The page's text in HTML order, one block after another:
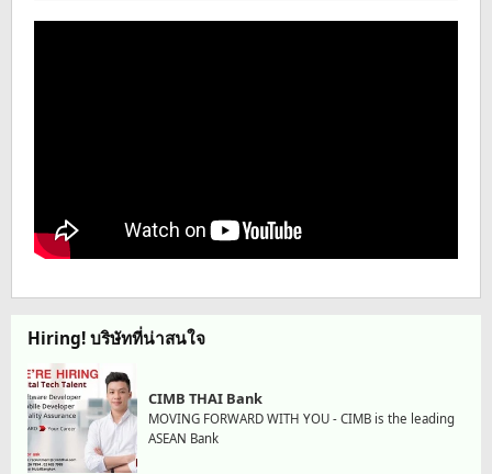
Hiring! บริษัทที่น่าสนใจ
CIMB THAI Bank
MOVING FORWARD WITH YOU - CIMB is the leading
ASEAN Bank